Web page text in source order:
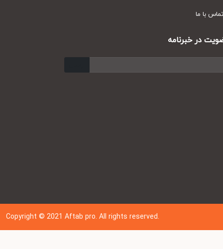
با ما
در خبرنامه
Copyright © 202 1Aftab pro. All rights reserved.